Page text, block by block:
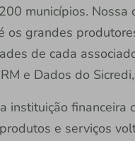
municípios.
os grandes
de cada
e Dados do
instituição financeira
e serviços